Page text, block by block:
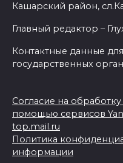
Кашарский район,
Главный редактор –
Контактные данные
государственных
Согласие на
помощью сервисов
top.mail.ru
Политика
информации